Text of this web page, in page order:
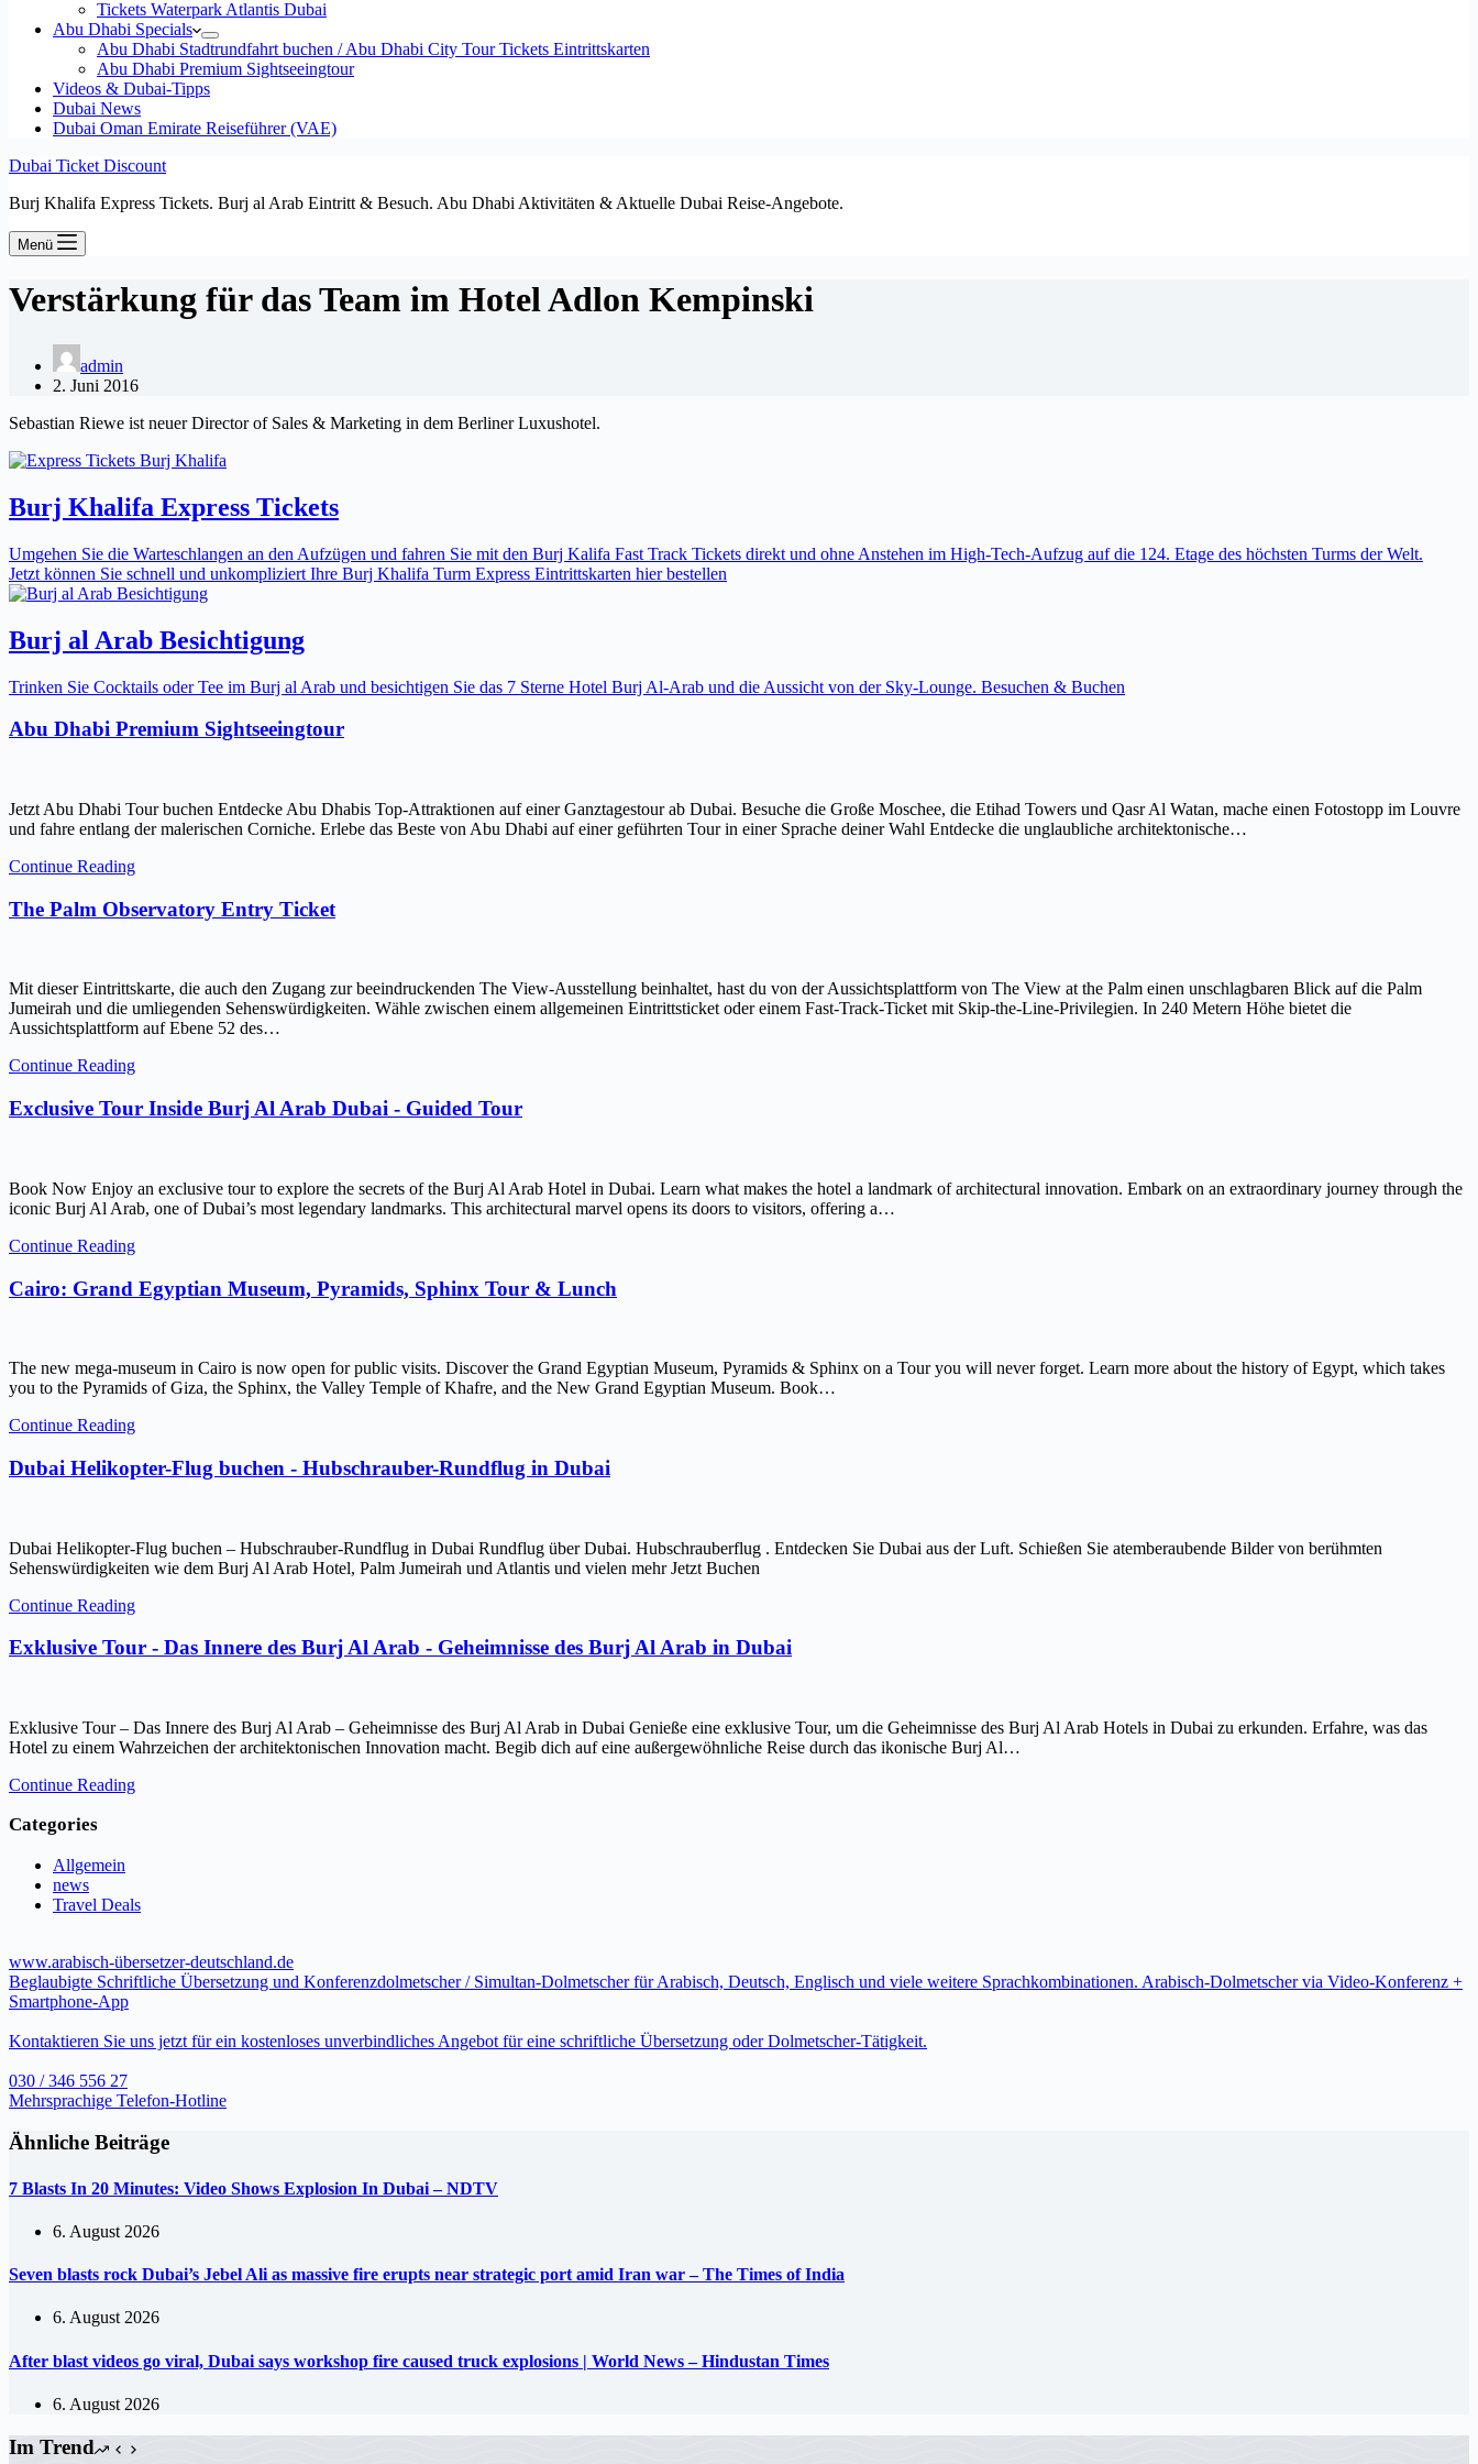
Tickets Waterpark Atlantis Dubai
Abu Dhabi Specials
Abu Dhabi Stadtrundfahrt buchen / Abu Dhabi City Tour Tickets Eintrittskarten
Abu Dhabi Premium Sightseeingtour
Videos & Dubai-Tipps
Dubai News
Dubai Oman Emirate Reiseführer (VAE)
Dubai Ticket Discount
Burj Khalifa Express Tickets. Burj al Arab Eintritt & Besuch. Abu Dhabi Aktivitäten & Aktuelle Dubai Reise-Angebote.
Menü
Verstärkung für das Team im Hotel Adlon Kempinski
admin
2. Juni 2016
Sebastian Riewe ist neuer Director of Sales & Marketing in dem Berliner Luxushotel.
Burj Khalifa Express Tickets
Umgehen Sie die Warteschlangen an den Aufzügen und fahren Sie mit den Burj Kalifa Fast Track Tickets direkt und ohne Anstehen im High-Tech-Aufzug auf die 124. Etage des höchsten Turms der Welt.
Jetzt können Sie schnell und unkompliziert Ihre Burj Khalifa Turm Express Eintrittskarten hier bestellen
Burj al Arab Besichtigung
Trinken Sie Cocktails oder Tee im Burj al Arab und besichtigen Sie das 7 Sterne Hotel Burj Al-Arab und die Aussicht von der Sky-Lounge. Besuchen & Buchen
Abu Dhabi Premium Sightseeingtour
Jetzt Abu Dhabi Tour buchen Entdecke Abu Dhabis Top-Attraktionen auf einer Ganztagestour ab Dubai. Besuche die Große Moschee, die Etihad Towers und Qasr Al Watan, mache einen Fotostopp im Louvre
und fahre entlang der malerischen Corniche. Erlebe das Beste von Abu Dhabi auf einer geführten Tour in einer Sprache deiner Wahl Entdecke die unglaubliche architektonische…
Continue Reading
The Palm Observatory Entry Ticket
Mit dieser Eintrittskarte, die auch den Zugang zur beeindruckenden The View-Ausstellung beinhaltet, hast du von der Aussichtsplattform von The View at the Palm einen unschlagbaren Blick auf die Palm
Jumeirah und die umliegenden Sehenswürdigkeiten. Wähle zwischen einem allgemeinen Eintrittsticket oder einem Fast-Track-Ticket mit Skip-the-Line-Privilegien. In 240 Metern Höhe bietet die
Aussichtsplattform auf Ebene 52 des…
Continue Reading
Exclusive Tour Inside Burj Al Arab Dubai - Guided Tour
Book Now Enjoy an exclusive tour to explore the secrets of the Burj Al Arab Hotel in Dubai. Learn what makes the hotel a landmark of architectural innovation. Embark on an extraordinary journey through the
iconic Burj Al Arab, one of Dubai’s most legendary landmarks. This architectural marvel opens its doors to visitors, offering a…
Continue Reading
Cairo: Grand Egyptian Museum, Pyramids, Sphinx Tour & Lunch
The new mega-museum in Cairo is now open for public visits. Discover the Grand Egyptian Museum, Pyramids & Sphinx on a Tour you will never forget. Learn more about the history of Egypt, which takes
you to the Pyramids of Giza, the Sphinx, the Valley Temple of Khafre, and the New Grand Egyptian Museum. Book…
Continue Reading
Dubai Helikopter-Flug buchen - Hubschrauber-Rundflug in Dubai
Dubai Helikopter-Flug buchen – Hubschrauber-Rundflug in Dubai Rundflug über Dubai. Hubschrauberflug . Entdecken Sie Dubai aus der Luft. Schießen Sie atemberaubende Bilder von berühmten
Sehenswürdigkeiten wie dem Burj Al Arab Hotel, Palm Jumeirah und Atlantis und vielen mehr Jetzt Buchen
Continue Reading
Exklusive Tour - Das Innere des Burj Al Arab - Geheimnisse des Burj Al Arab in Dubai
Exklusive Tour – Das Innere des Burj Al Arab – Geheimnisse des Burj Al Arab in Dubai Genieße eine exklusive Tour, um die Geheimnisse des Burj Al Arab Hotels in Dubai zu erkunden. Erfahre, was das
Hotel zu einem Wahrzeichen der architektonischen Innovation macht. Begib dich auf eine außergewöhnliche Reise durch das ikonische Burj Al…
Continue Reading
Categories
Allgemein
news
Travel Deals
www.arabisch-übersetzer-deutschland.de
Beglaubigte Schriftliche Übersetzung und Konferenzdolmetscher / Simultan-Dolmetscher für Arabisch, Deutsch, Englisch und viele weitere Sprachkombinationen. Arabisch-Dolmetscher via Video-Konferenz +
Smartphone-App
Kontaktieren Sie uns jetzt für ein kostenloses unverbindliches Angebot für eine schriftliche Übersetzung oder Dolmetscher-Tätigkeit.
030 / 346 556 27
Mehrsprachige Telefon-Hotline
Ähnliche Beiträge
7 Blasts In 20 Minutes: Video Shows Explosion In Dubai – NDTV
6. August 2026
Seven blasts rock Dubai’s Jebel Ali as massive fire erupts near strategic port amid Iran war – The Times of India
6. August 2026
After blast videos go viral, Dubai says workshop fire caused truck explosions | World News – Hindustan Times
6. August 2026
Im Trend